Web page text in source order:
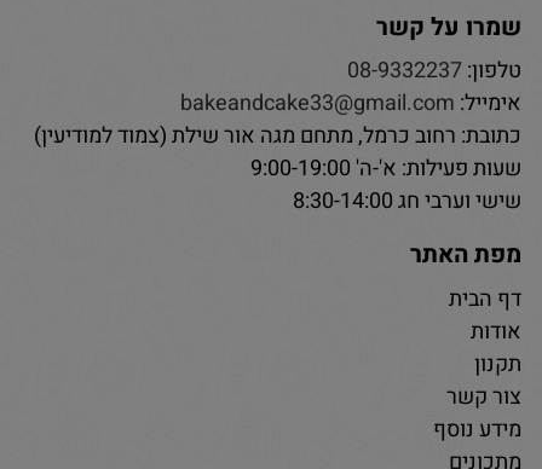
שמרו על קשר
טלפון:08-9332237
אימייל: bakeandcake33@gmail.com
כתובת: רחוב כרמל, מתחם מגה אור שילת (צמוד למודיעין)
שעות פעילות: א'-ה' 9:00-19:00
שישי וערבי חג 8:30-14:00
מפת האתר
דף הבית
אודות
תקנון
צור קשר
מידע נוסף
מתכונים